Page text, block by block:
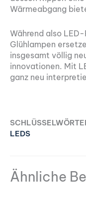
Wärmeabgang
Während also
Glühlampen
insgesamt völlig
innovationen. Mit
ganz neu
LEDS
Ähnliche